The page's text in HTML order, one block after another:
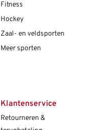
Fitness
Hockey
Zaal- en veldsporten
Meer sporten
Klantenservice
Retourneren &